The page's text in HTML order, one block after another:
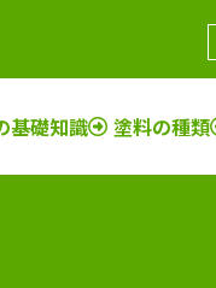
基礎知識 塗料の種類